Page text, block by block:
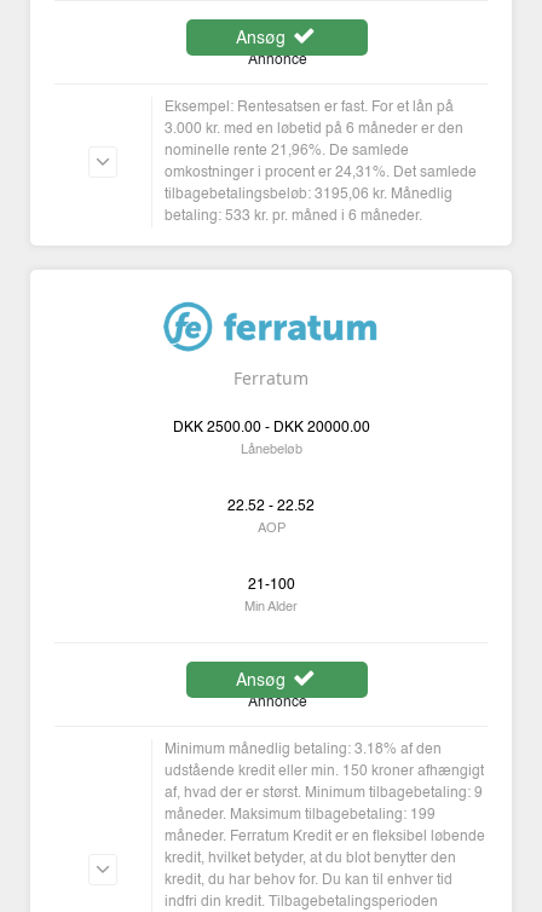
Ansøg
Annonce
Eksempel: Rentesatsen er fast. For et lån på
3.000 kr. med en løbetid på 6 måneder er den
nominelle rente 21,96%. De samlede
omkostninger i procent er 24,31%. Det samlede
tilbagebetalingsbeløb: 3195,06 kr. Månedlig
betaling: 533 kr. pr. måned i 6 måneder.
Ferratum
DKK2500.00 - DKK20000.00
Lånebeløb
22.52 - 22.52
AOP
21-100
Min Alder
Ansøg
Annonce
Minimum månedlig betaling: 3.18% af den
udstående kredit eller min. 150 kroner afhængigt
af, hvad der er størst. Minimum tilbagebetaling: 9
måneder. Maksimum tilbagebetaling: 199
måneder. Ferratum Kredit er en fleksibel løbende
kredit, hvilket betyder, at du blot benytter den
kredit, du har behov for. Du kan til enhver tid
indfri din kredit. Tilbagebetalingsperioden